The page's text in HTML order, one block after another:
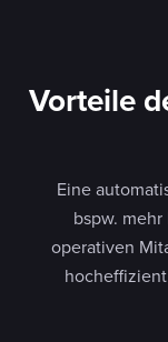
Vorteile
Eine
bspw.
operativen